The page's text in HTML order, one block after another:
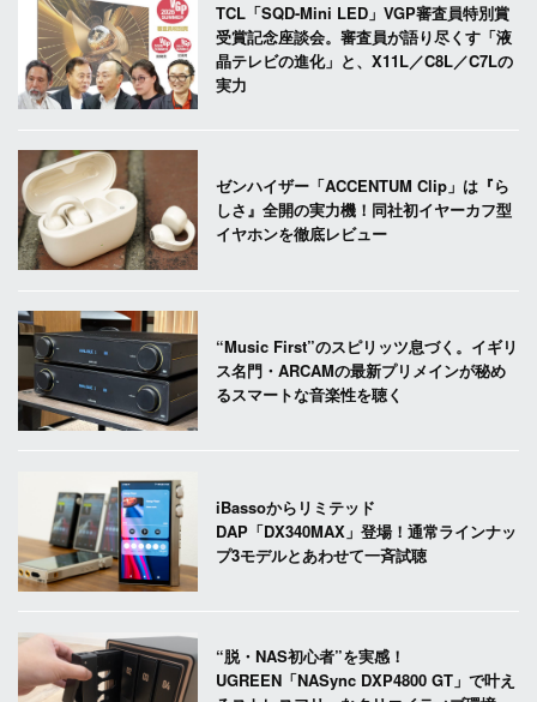
TCL「SQD-Mini LED」VGP審査員特別賞
受賞記念座談会。審査員が語り尽くす「液
晶テレビの進化」と、X11L／C8L／C7Lの
実力
ゼンハイザー「ACCENTUM Clip」は『ら
しさ』全開の実力機！同社初イヤーカフ型
イヤホンを徹底レビュー
“Music First”のスピリッツ息づく。イギリ
ス名門・ARCAMの最新プリメインが秘め
るスマートな音楽性を聴く
iBassoからリミテッド
DAP「DX340MAX」登場！通常ラインナッ
プ3モデルとあわせて一斉試聴
“脱・NAS初心者”を実感！
UGREEN「NASync DXP4800 GT」で叶え